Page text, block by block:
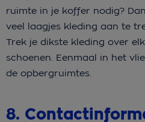
ruimte in je koffer nodig?
veel laagjes kleding aan te
Trek je dikste kleding over
schoenen. Eenmaal in het
de opbergruimtes.
8.